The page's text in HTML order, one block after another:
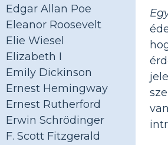
Edgar Allan Poe
Eleanor Roosevelt
Elie Wiesel
Elizabeth I
Emily Dickinson
Ernest Hemingway
Ernest Rutherford
Erwin Schrödinger
F. Scott Fitzgerald